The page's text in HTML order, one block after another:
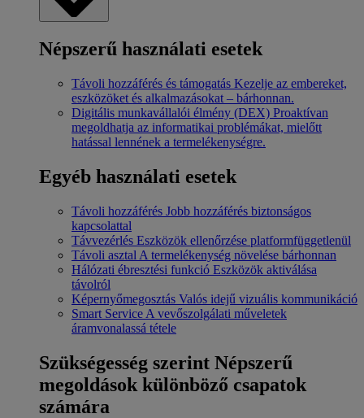
Népszerű használati esetek
Távoli hozzáférés és támogatás Kezelje az embereket,
eszközöket és alkalmazásokat – bárhonnan.
Digitális munkavállalói élmény (DEX) Proaktívan
megoldhatja az informatikai problémákat, mielőtt
hatással lennének a termelékenységre.
Egyéb használati esetek
Távoli hozzáférés Jobb hozzáférés biztonságos
kapcsolattal
Távvezérlés Eszközök ellenőrzése platformfüggetlenül
Távoli asztal A termelékenység növelése bárhonnan
Hálózati ébresztési funkció Eszközök aktiválása
távolról
Képernyőmegosztás Valós idejű vizuális kommunikáció
Smart Service A vevőszolgálati műveletek
áramvonalassá tétele
Szükségesség szerint Népszerű
megoldások különböző csapatok
számára